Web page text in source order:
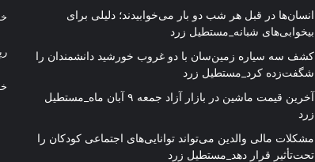
انسان‌ها در قبل هر شب دو بار می‌خوابیدند؛ دلیلی برای
بیخوابی‌های شبانه_مستطیل زرد
کشف سه سیاره زمین‌سان با دو غروب خورشید دانشمندان را
شگفت‌زده کرد_مستطیل زرد
آخرین قیمت ماشین در بازار آزاد جمعه ۹ آبان ماه_مستطیل
زرد
مشکلات مالی والدین می‌تواند توانایی‌های اجتماعی کودکان را
تحت‌تأثیر قرار دهد_مستطیل زرد